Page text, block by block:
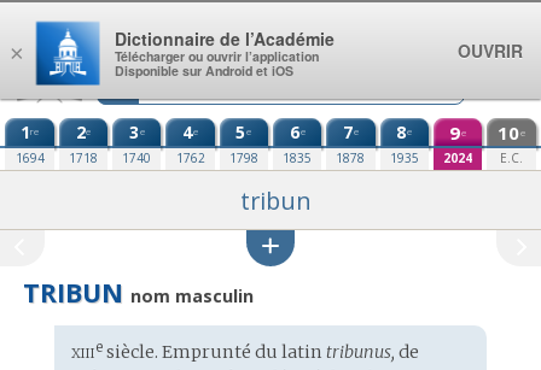
Aller au contenu
1re
1694
2e
1718
3e
1740
4e
1762
5e
1798
6e
1835
7e
1878
8e
1935
9e
2024
10e
E.C.
tribun
TRIBUN nom masculin
Étymologie
xiiiesiècle. Emprunté du latin tribunus, de
×
Dictionnaire de l’Académie
Télécharger ou ouvrir l’application
Disponible sur Android et iOS
OUVRIR